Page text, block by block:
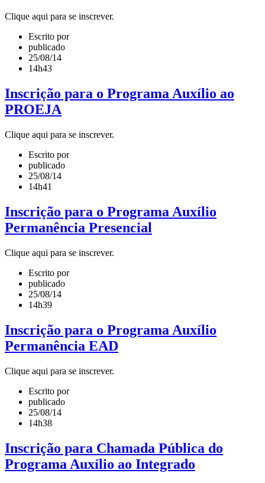
Clique aqui para se inscrever.
Escrito por
publicado
25/08/14
14h43
Inscrição para o Programa Auxílio ao
PROEJA
Clique aqui para se inscrever.
Escrito por
publicado
25/08/14
14h41
Inscrição para o Programa Auxílio
Permanência Presencial
Clique aqui para se inscrever.
Escrito por
publicado
25/08/14
14h39
Inscrição para o Programa Auxílio
Permanência EAD
Clique aqui para se inscrever.
Escrito por
publicado
25/08/14
14h38
Inscrição para Chamada Pública do
Programa Auxílio ao Integrado